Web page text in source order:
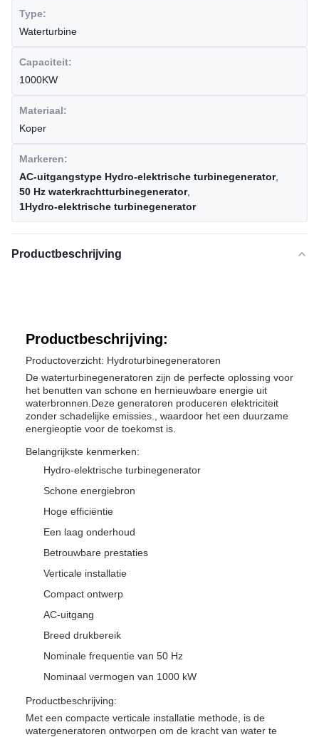
Type:
Waterturbine
Capaciteit:
1000KW
Materiaal:
Koper
Markeren:
AC-uitgangstype Hydro-elektrische turbinegenerator,
50 Hz waterkrachtturbinegenerator,
1Hydro-elektrische turbinegenerator
Productbeschrijving
Productbeschrijving:
Productoverzicht: Hydroturbinegeneratoren
De waterturbinegeneratoren zijn de perfecte oplossing voor
het benutten van schone en hernieuwbare energie uit
waterbronnen.Deze generatoren produceren elektriciteit
zonder schadelijke emissies., waardoor het een duurzame
energieoptie voor de toekomst is.
Belangrijkste kenmerken:
Hydro-elektrische turbinegenerator
Schone energiebron
Hoge efficiëntie
Een laag onderhoud
Betrouwbare prestaties
Verticale installatie
Compact ontwerp
AC-uitgang
Breed drukbereik
Nominale frequentie van 50 Hz
Nominaal vermogen van 1000 kW
Productbeschrijving:
Met een compacte verticale installatie methode, is de
watergeneratoren ontworpen om de kracht van water te